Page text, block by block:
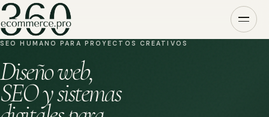
SEO HUMANO PARA PROYECTOS CREATIVOS
Diseño web,
SEO y sistemas